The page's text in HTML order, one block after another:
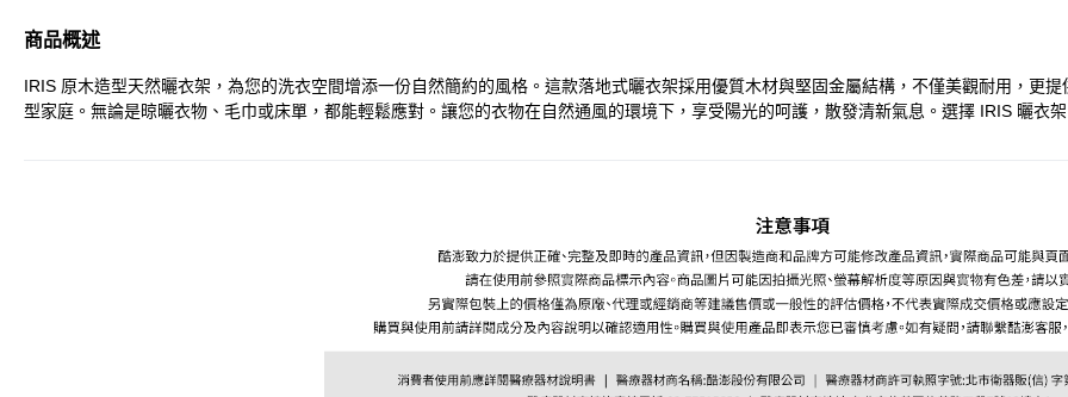
商品概述
IRIS 原木造型天然曬衣架，為您的洗衣空間增添一份自然簡約的風格。這款落地式曬衣架採用優質木材與堅固金屬結構，不僅美觀耐用，更
型家庭。無論是晾曬衣物、毛巾或床單，都能輕鬆應對。讓您的衣物在自然通風的環境下，享受陽光的呵護，散發清新氣息。選擇 IRIS 曬衣